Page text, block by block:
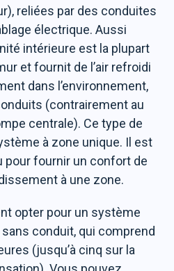
reliées par des conduites
électrique. Aussi
intérieure est la plupart
et fournit de l’air refroidi
dans l’environnement,
(contrairement au
centrale). Ce type de
à zone unique. Il est
fournir un confort de
à une zone.
opter pour un système
conduit, qui comprend
(jusqu’à cinq sur la